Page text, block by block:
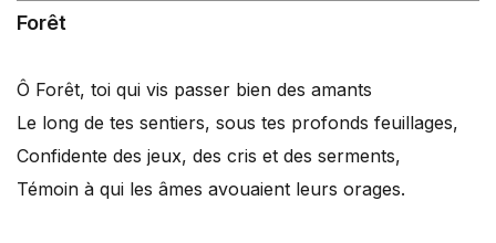
Forêt
Ô Forêt, toi qui vis passer bien des amants
Le long de tes sentiers, sous tes profonds feuillages,
Confidente des jeux, des cris et des serments,
Témoin à qui les âmes avouaient leurs orages.